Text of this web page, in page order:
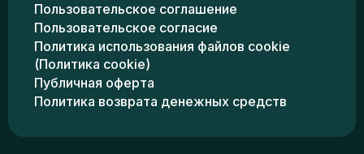
Пользовательское соглашение
Пользовательское согласие
Политика использования файлов cookie
(Политика cookie)
Публичная оферта
Политика возврата денежных средств